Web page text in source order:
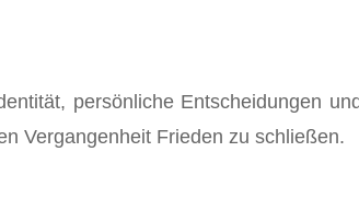
persönliche Entscheidungen
Vergangenheit Frieden zu schließen.